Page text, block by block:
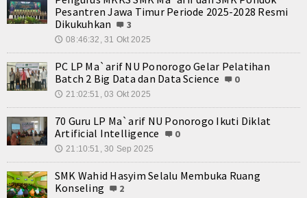
Cerita Pendek
Internasional
Olahraga
Kesehatan
Sekilas Data Sekolah
Miso Farma
Guru dan Karyawan
Pesantren Jawa Timur Periode 2025-2028 Resmi
Dikukuhkan
3
🕔 08:46:32, 31 Okt 2025
PC LP Ma`arif NU Ponorogo Gelar Pelatihan
Batch 2 Big Data dan Data Science
0
🕔 21:02:51, 03 Okt 2025
70 Guru LP Ma`arif NU Ponorogo Ikuti Diklat
Artificial Intelligence
0
🕔 21:10:51, 30 Sep 2025
SMK Wahid Hasyim Selalu Membuka Ruang
Konseling
2